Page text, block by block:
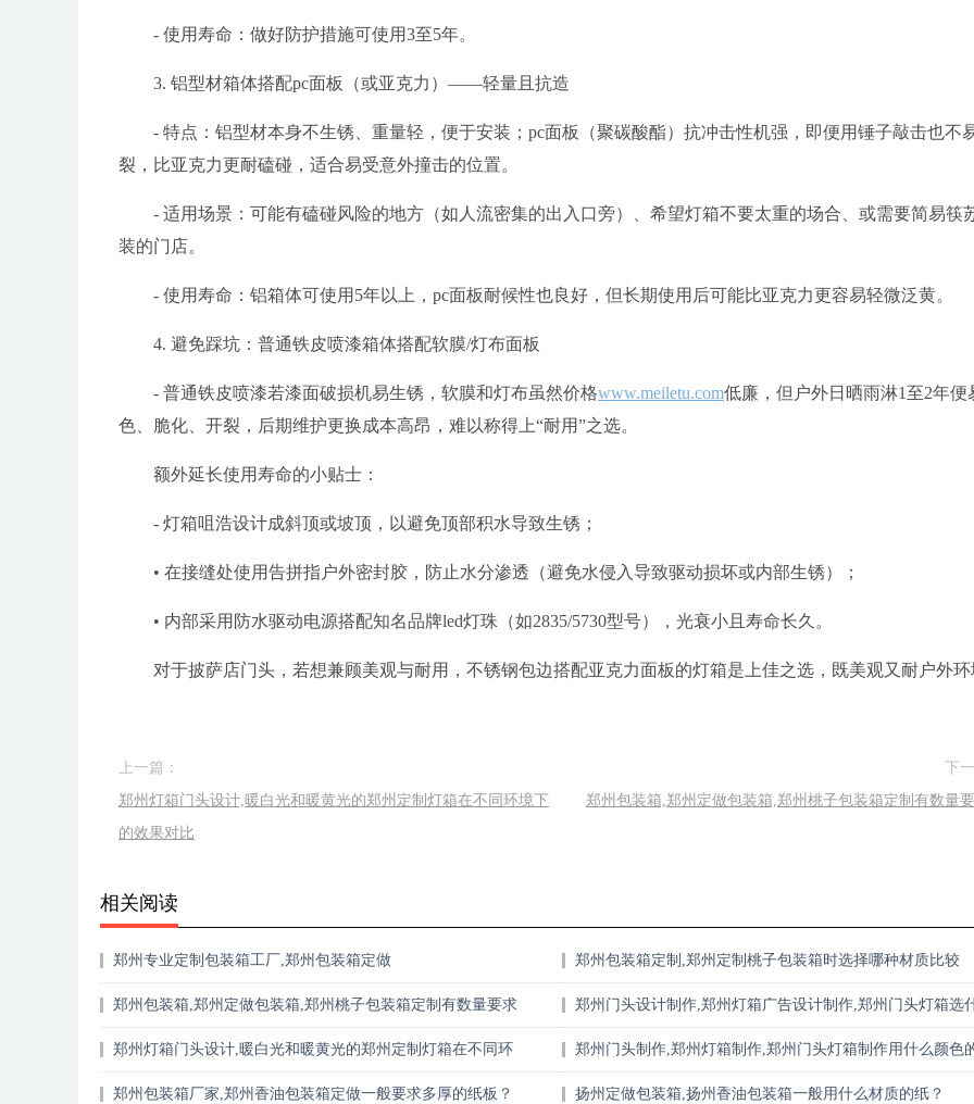
- 使用寿命：做好防护措施可使用3至5年。
3. 铝型材箱体搭配pc面板（或亚克力）——轻量且抗造
- 特点：铝型材本身不生锈、重量轻，便于安装；pc面板（聚碳酸酯）抗冲击性机强，即便用锤子敲击也不
裂，比亚克力更耐磕碰，适合易受意外撞击的位置。
- 适用场景：可能有磕碰风险的地方（如人流密集的出入口旁）、希望灯箱不要太重的场合、或需要简易筷
装的门店。
- 使用寿命：铝箱体可使用5年以上，pc面板耐候性也良好，但长期使用后可能比亚克力更容易轻微泛黄。
4. 避免踩坑：普通铁皮喷漆箱体搭配软膜/灯布面板
- 普通铁皮喷漆若漆面破损机易生锈，软膜和灯布虽然价格www.meiletu.com低廉，但户外日晒雨淋1至2年便
色、脆化、开裂，后期维护更换成本高昂，难以称得上“耐用”之选。
额外延长使用寿命的小贴士：
- 灯箱咀浩设计成斜顶或坡顶，以避免顶部积水导致生锈；
• 在接缝处使用告拼指户外密封胶，防止水分渗透（避免水侵入导致驱动损坏或内部生锈）；
• 内部采用防水驱动电源搭配知名品牌led灯珠（如2835/5730型号），光衰小且寿命长久。
对于披萨店门头，若想兼顾美观与耐用，不锈钢包边搭配亚克力面板的灯箱是上佳之选，既美观又耐户外环
上一篇：
郑州灯箱门头设计,暖白光和暖黄光的郑州定制灯箱在不同环境下
的效果对比
下
郑州包装箱,郑州定做包装箱,郑州桃子包装箱定制有数量
相关阅读
郑州专业定制包装箱工厂,郑州包装箱定做
郑州包装箱定制,郑州定制桃子包装箱时选择哪种材质比较
郑州包装箱,郑州定做包装箱,郑州桃子包装箱定制有数量要求
郑州门头设计制作,郑州灯箱广告设计制作,郑州门头灯箱选
郑州灯箱门头设计,暖白光和暖黄光的郑州定制灯箱在不同环
郑州门头制作,郑州灯箱制作,郑州门头灯箱制作用什么颜色
郑州包装箱厂家,郑州香油包装箱定做一般要求多厚的纸板？
扬州定做包装箱,扬州香油包装箱一般用什么材质的纸？